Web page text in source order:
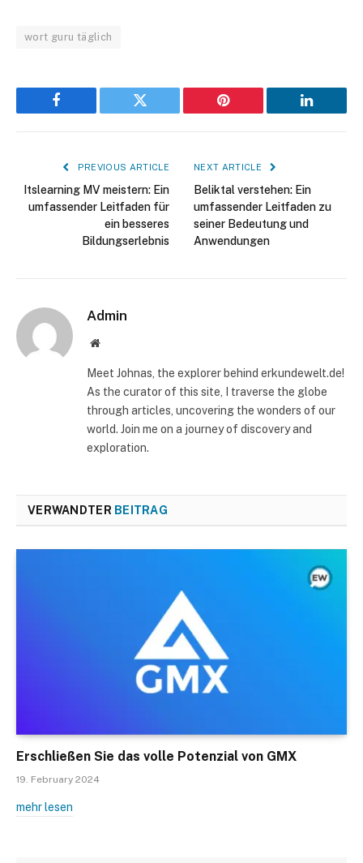
wort guru täglich
Facebook Twitter Pinterest LinkedIn
PREVIOUS ARTICLE
Itslearning MV meistern: Ein
umfassender Leitfaden für
ein besseres
Bildungserlebnis
NEXT ARTICLE
Beliktal verstehen: Ein
umfassender Leitfaden zu
seiner Bedeutung und
Anwendungen
Admin
Website
Meet Johnas, the explorer behind erkundewelt.de!
As the curator of this site, I traverse the globe
through articles, uncovering the wonders of our
world. Join me on a journey of discovery and
exploration.
VERWANDTER BEITRAG
Erschließen Sie das volle Potenzial von GMX
19. February 2024
mehr lesen